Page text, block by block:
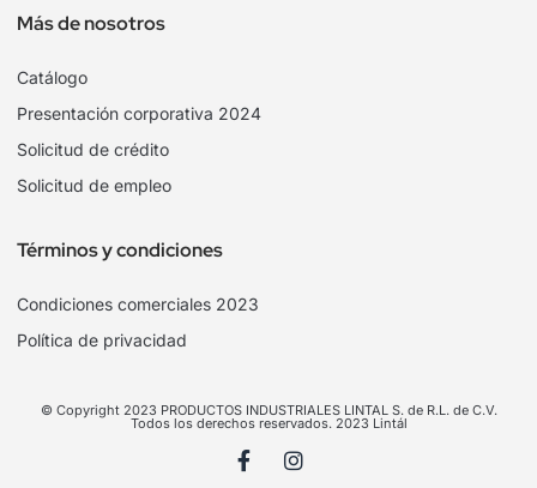
Más de nosotros
Catálogo
Presentación corporativa 2024
Solicitud de crédito
Solicitud de empleo
Términos y condiciones
Condiciones comerciales 2023
Política de privacidad
© Copyright 2023 PRODUCTOS INDUSTRIALES LINTAL S. de R.L. de C.V.
Todos los derechos reservados. 2023 Lintál